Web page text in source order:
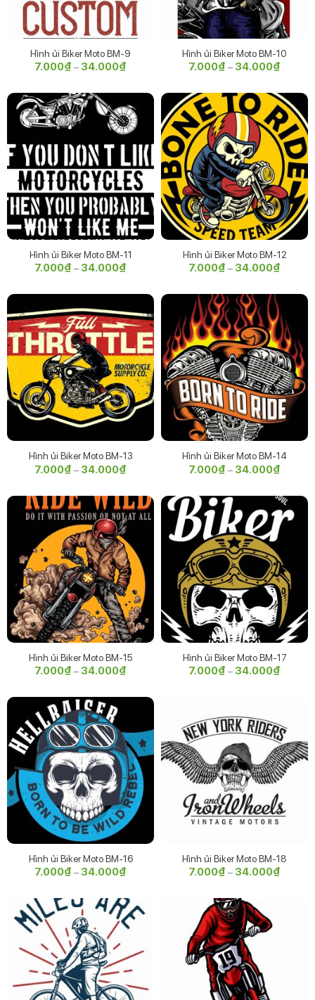
Hình ủi Biker Moto BM-9
7.000₫ – 34.000₫
7.000₫
đến
34.000₫
Hình ủi Biker Moto BM-10
7.000₫ – 34.000₫
7.000₫
đến
Hình ủi Biker Moto BM-11
7.000₫ – 34.000₫
7.000₫
34.000₫
Hình ủi Biker Moto BM-12
7.000₫ – 34.000₫
7.000₫
Hình ủi Biker Moto BM-13
7.000₫ – 34.000₫
7.000₫
đến
34.000₫
Hình ủi Biker Moto BM-14
7.000₫ – 34.000₫
7.000₫
đến
Hình ủi Biker Moto BM-15
7.000₫ – 34.000₫
7.000₫
Hình ủi Biker Moto BM-17
7.000₫ – 34.000₫
Hình ủi Biker Moto BM-16
7.000₫ – 34.000₫
7.000₫
đến
34.000₫
Hình ủi Biker Moto BM-18
7.000₫ – 34.000₫